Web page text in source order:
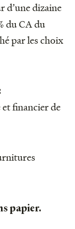
d’une dizaine
du CA du
par les choix
financier de
papier.